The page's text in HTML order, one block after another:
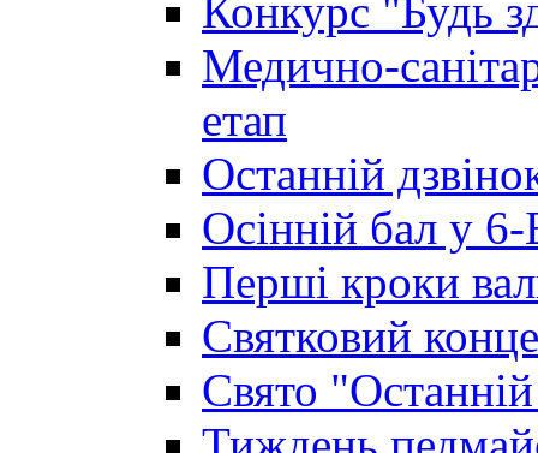
Конкурс "Будь
Медично-
етап
Останній
Осінній бал у 6-
Перші кроки
Святковий
Свято